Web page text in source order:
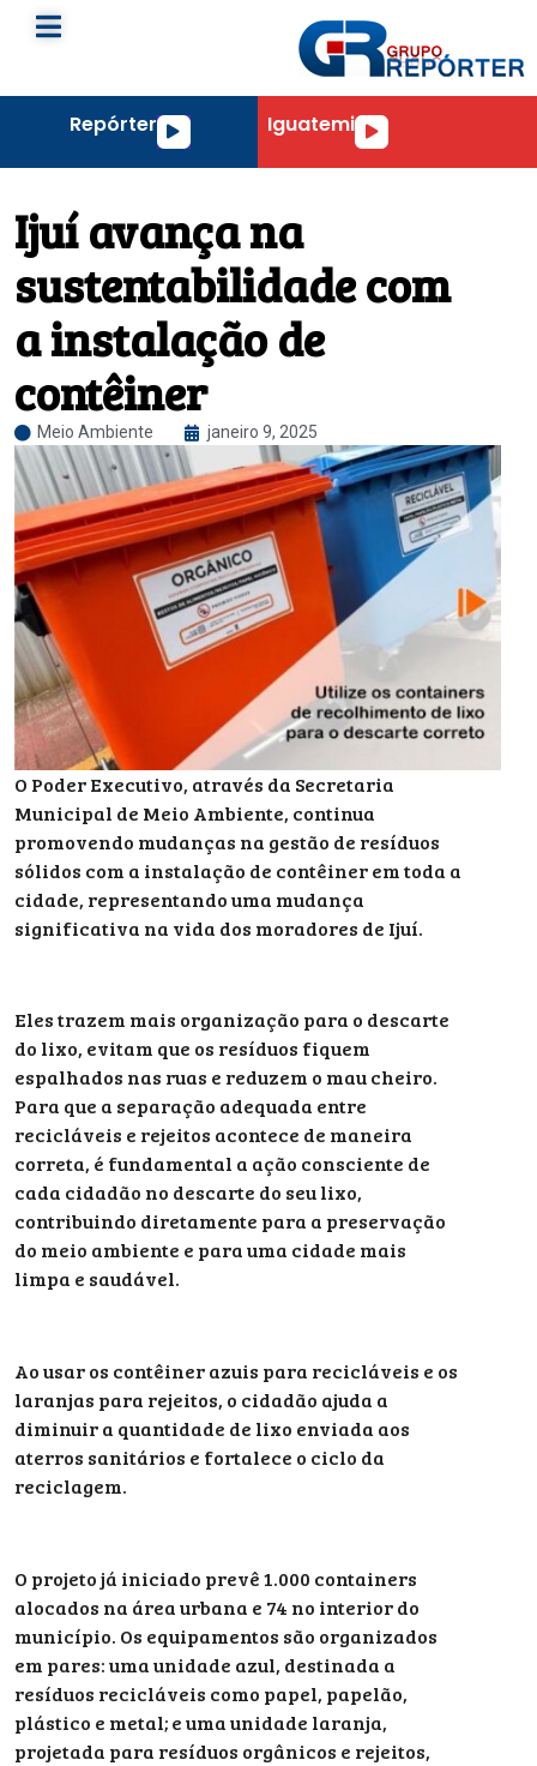
RepórterTocador
IguatemiTocador
Ijuí avança na
sustentabilidade com
a instalação de
contêiner
Meio Ambiente janeiro 9, 2025
O Poder Executivo, através da Secretaria
Municipal de Meio Ambiente, continua
promovendo mudanças na gestão de resíduos
sólidos com a instalação de contêiner em toda a
cidade, representando uma mudança
significativa na vida dos moradores de Ijuí.
Eles trazem mais organização para o descarte
do lixo, evitam que os resíduos fiquem
espalhados nas ruas e reduzem o mau cheiro.
Para que a separação adequada entre
recicláveis e rejeitos acontece de maneira
correta, é fundamental a ação consciente de
cada cidadão no descarte do seu lixo,
contribuindo diretamente para a preservação
do meio ambiente e para uma cidade mais
limpa e saudável.
Ao usar os contêiner azuis para recicláveis e os
laranjas para rejeitos, o cidadão ajuda a
diminuir a quantidade de lixo enviada aos
aterros sanitários e fortalece o ciclo da
reciclagem.
O projeto já iniciado prevê 1.000 containers
alocados na área urbana e 74 no interior do
município. Os equipamentos são organizados
em pares: uma unidade azul, destinada a
resíduos recicláveis como papel, papelão,
plástico e metal; e uma unidade laranja,
projetada para resíduos orgânicos e rejeitos,